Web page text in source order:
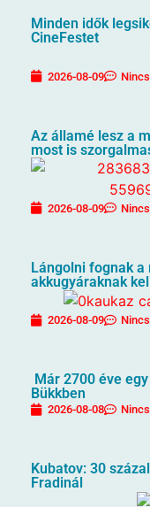
Minden idők
CineFestet
2026-08-09
Az államé lesz a
most is
2026-08-09
Lángolni fognak a
akkugyáraknak
2026-08-09
Már 2700 éve
Bükkben
2026-08-08
Kubatov: 30
Fradinál